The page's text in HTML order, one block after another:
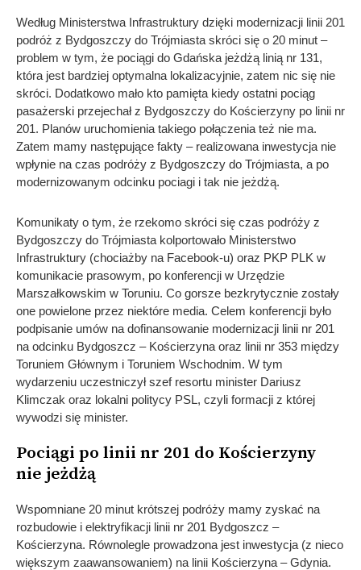
Według Ministerstwa Infrastruktury dzięki modernizacji linii 201
podróż z Bydgoszczy do Trójmiasta skróci się o 20 minut –
problem w tym, że pociągi do Gdańska jeżdżą linią nr 131,
która jest bardziej optymalna lokalizacyjnie, zatem nic się nie
skróci. Dodatkowo mało kto pamięta kiedy ostatni pociąg
pasażerski przejechał z Bydgoszczy do Kościerzyny po linii nr
201. Planów uruchomienia takiego połączenia też nie ma.
Zatem mamy następujące fakty – realizowana inwestycja nie
wpłynie na czas podróży z Bydgoszczy do Trójmiasta, a po
modernizowanym odcinku pociagi i tak nie jeżdżą.
Komunikaty o tym, że rzekomo skróci się czas podróży z
Bydgoszczy do Trójmiasta kolportowało Ministerstwo
Infrastruktury (chociażby na Facebook-u) oraz PKP PLK w
komunikacie prasowym, po konferencji w Urzędzie
Marszałkowskim w Toruniu. Co gorsze bezkrytycznie zostały
one powielone przez niektóre media. Celem konferencji było
podpisanie umów na dofinansowanie modernizacji linii nr 201
na odcinku Bydgoszcz – Kościerzyna oraz linii nr 353 między
Toruniem Głównym i Toruniem Wschodnim. W tym
wydarzeniu uczestniczył szef resortu minister Dariusz
Klimczak oraz lokalni politycy PSL, czyli formacji z której
wywodzi się minister.
Pociągi po linii nr 201 do Kościerzyny
nie jeżdżą
Wspomniane 20 minut krótszej podróży mamy zyskać na
rozbudowie i elektryfikacji linii nr 201 Bydgoszcz –
Kościerzyna. Równolegle prowadzona jest inwestycja (z nieco
większym zaawansowaniem) na linii Kościerzyna – Gdynia.